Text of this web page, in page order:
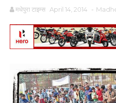
मधेपुरा टाइम्स April 14, 2014 -